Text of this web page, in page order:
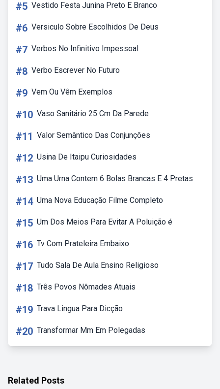
#5 Vestido Festa Junina Preto E Branco
#6 Versiculo Sobre Escolhidos De Deus
#7 Verbos No Infinitivo Impessoal
#8 Verbo Escrever No Futuro
#9 Vem Ou Vêm Exemplos
#10 Vaso Sanitário 25 Cm Da Parede
#11 Valor Semântico Das Conjunções
#12 Usina De Itaipu Curiosidades
#13 Uma Urna Contem 6 Bolas Brancas E 4 Pretas
#14 Uma Nova Educação Filme Completo
#15 Um Dos Meios Para Evitar A Poluição é
#16 Tv Com Prateleira Embaixo
#17 Tudo Sala De Aula Ensino Religioso
#18 Três Povos Nômades Atuais
#19 Trava Lingua Para Dicção
#20 Transformar Mm Em Polegadas
Related Posts